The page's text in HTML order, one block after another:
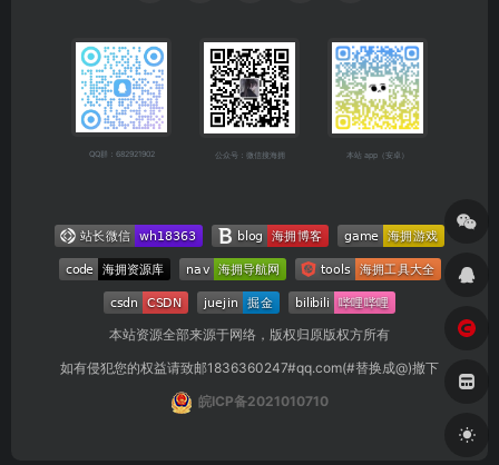
QQ群：682921902 公众号：微信搜海拥 本站 app（安卓）
本站资源全部来源于网络，版权归原版权方所有
如有侵犯您的权益请致邮1836360247#qq.com(#替换成@)撤下
皖ICP备2021010710